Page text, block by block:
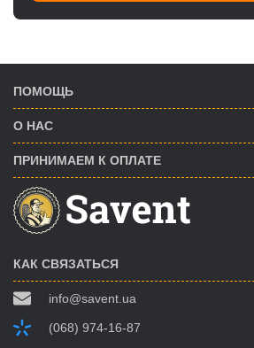
ПОМОЩЬ
О НАС
ПРИНИМАЕМ К ОПЛАТЕ
КАК СВЯЗАТЬСЯ
info@savent.ua
(068) 974-16-87